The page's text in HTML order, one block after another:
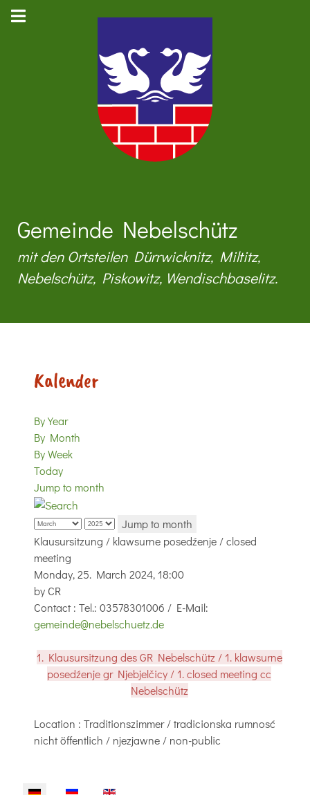
Gemeinde Nebelschütz
mit den Ortsteilen Dürrwicknitz, Miltitz,
Nebelschütz, Piskowitz, Wendischbaselitz.
Kalender
By Year
By Month
By Week
Today
Jump to month
Jump to month
Klausursitzung / klawsurne posedźenje / closed
meeting
Monday, 25. March 2024, 18:00
by CR
Contact: Tel.: 03578301006 / E-Mail:
gemeinde@nebelschuetz.de
1. Klausursitzung des GR Nebelschütz / 1. klawsurne
posedźenje gr Njebjelčicy / 1. closed meeting cc
Nebelschütz
Location : Traditionszimmer / tradicionska rumnosć
nicht öffentlich / njezjawne / non-public
Sprache auswählen